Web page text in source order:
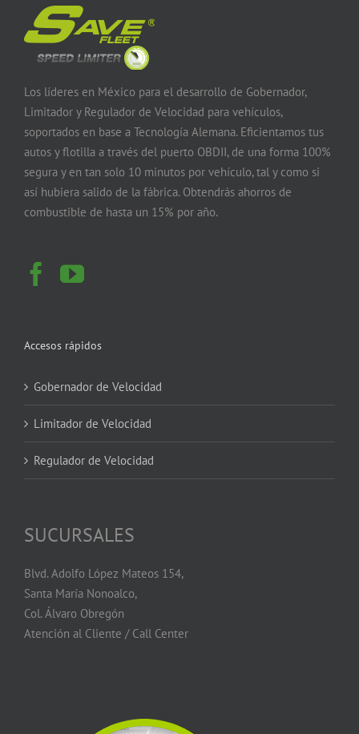
Los líderes en México para el desarrollo de Gobernador,
Limitador y Regulador de Velocidad para vehículos,
soportados en base a Tecnología Alemana. Eficientamos tus
autos y flotilla a través del puerto OBDII, de una forma 100%
segura y en tan solo 10 minutos por vehículo, tal y como si
así hubiera salido de la fábrica. Obtendrás ahorros de
combustible de hasta un 15% por año.
Accesos rápidos
Gobernador de Velocidad
Limitador de Velocidad
Regulador de Velocidad
SUCURSALES
Blvd. Adolfo López Mateos 154,
Santa María Nonoalco,
Col. Álvaro Obregón
Atención al Cliente / Call Center